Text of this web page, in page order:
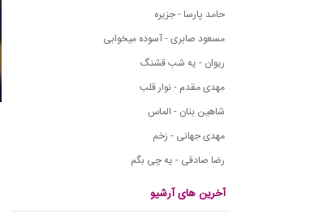
حامد پارسا - جزیره
مسعود صابری - آسوده میخوابی
ریوان - یه شب قشنگ
مهدی مقدم - نوار قلب
شاهین بنان - الماس
مهدی جهانی - زخم
رضا صادقی - یه چی بگم
آخرین های آرشیو